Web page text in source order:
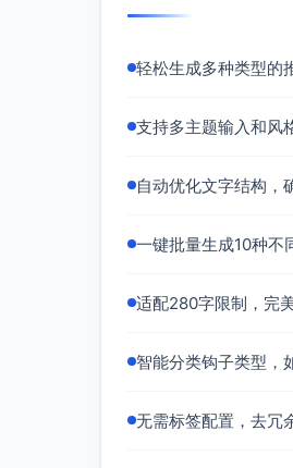
轻松生成多种类型的
支持多主题输入和风
自动优化文字结构，
一键批量生成10种不
适配280字限制，完
智能分类钩子类型，
无需标签配置，去冗